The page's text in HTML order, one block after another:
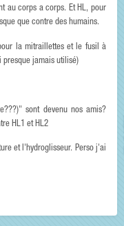
au corps a corps. Et HL, pour
que contre des humains.
la mitraillettes et le fusil à
presque jamais utilisé)
sont devenu nos amis?
HL1 et HL2
et l'hydroglisseur. Perso j'ai